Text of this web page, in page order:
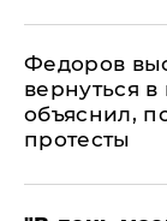
Федоров
вернуться
объяснил,
протесты